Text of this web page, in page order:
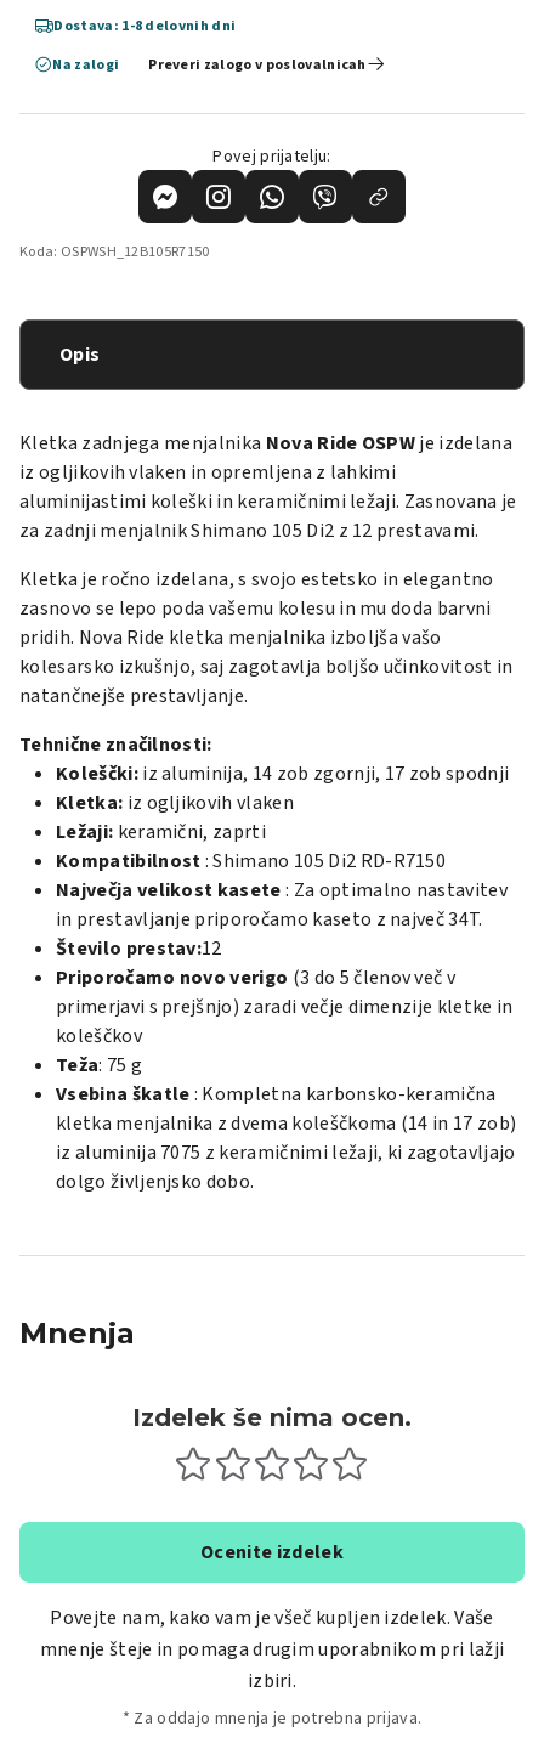
Dostava: 1-8 delovnih dni
Na zalogi
Preveri zalogo v poslovalnicah
Povej prijatelju:
Koda: OSPWSH_12B105R7150
Opis
Kletka zadnjega menjalnika Nova Ride OSPWje izdelana
iz ogljikovih vlaken in opremljena z lahkimi
aluminijastimi koleški in keramičnimi ležaji. Zasnovana je
za zadnji menjalnik Shimano 105 Di2 z 12 prestavami.
Kletka je ročno izdelana, s svojo estetsko in elegantno
zasnovo se lepo poda vašemu kolesu in mu doda barvni
pridih. Nova Ride kletka menjalnika izboljša vašo
kolesarsko izkušnjo, saj zagotavlja boljšo učinkovitost in
natančnejše prestavljanje.
Tehnične značilnosti:
Koleščki:iz aluminija, 14 zob zgornji, 17 zob spodnji
Kletka: iz ogljikovih vlaken
Ležaji: keramični, zaprti
Kompatibilnost: Shimano 105 Di2 RD-R7150
Največja velikost kasete: Za optimalno nastavitev
in prestavljanje priporočamo kaseto z največ 34T.
Število prestav:12
Priporočamo novo verigo (3 do 5 členov več v
primerjavi s prejšnjo) zaradi večje dimenzije kletke in
koleščkov
Teža: 75 g
Vsebina škatle: Kompletna karbonsko-keramična
kletka menjalnika z dvema koleščkoma (14 in 17 zob)
iz aluminija 7075 z keramičnimi ležaji, ki zagotavljajo
dolgo življenjsko dobo.
Mnenja
Izdelek še nima ocen.
Ocenite izdelek
Povejte nam, kako vam je všeč kupljen izdelek. Vaše
mnenje šteje in pomaga drugim uporabnikom pri lažji
izbiri.
* Za oddajo mnenja je potrebna prijava.